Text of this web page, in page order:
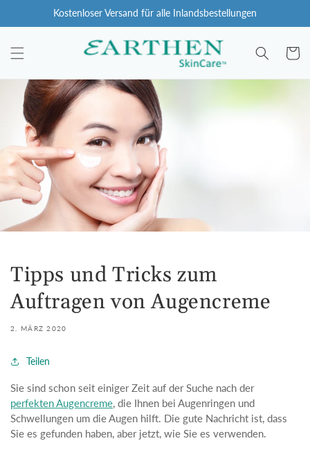
springen
Kostenloser Versand für alle Inlandsbestellungen
Wagen
Tipps und Tricks zum
Auftragen von Augencreme
2. MÄRZ 2020
Teilen
Sie sind schon seit einiger Zeit auf der Suche nach der
perfekten Augencreme, die Ihnen bei Augenringen und
Schwellungen um die Augen hilft. Die gute Nachricht ist, dass
Sie es gefunden haben, aber jetzt, wie Sie es verwenden.